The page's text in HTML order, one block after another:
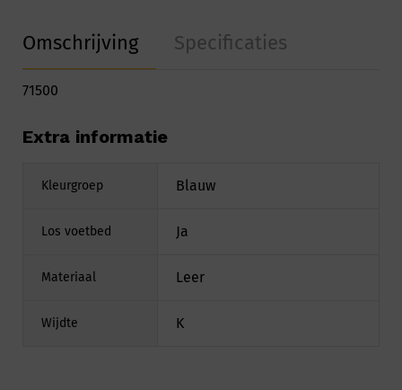
Omschrijving Specificaties
71500
Extra informatie
Kleurgroep Blauw
Los voetbed Ja
Materiaal Leer
Wijdte K